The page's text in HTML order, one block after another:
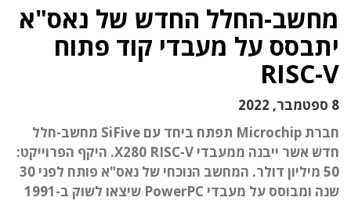
מחשב-החלל החדש של נאס"א
יתבסס על מעבדי קוד פתוח
RISC-V
8 ספטמבר, 2022
חברת Microchip תפתח ביחד עם SiFive מחשב-חלל
חדש אשר ייבנה ממעבדי X280 RISC-V. היקף הפרוייקט:
50 מיליון דולר. המחשב הנוכחי של נאס"א פותח לפני 30
שנה ומבוסס על מעבדי PowerPC שיצאו לשוק ב-1991